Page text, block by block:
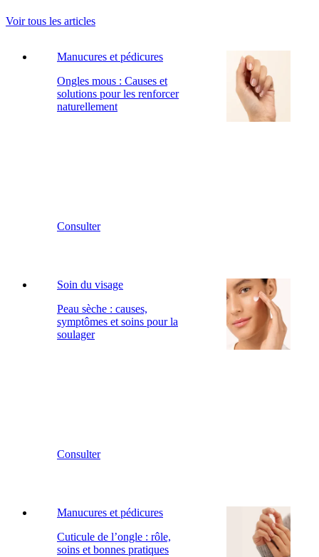
Voir tous les articles
Manucures et pédicures
Ongles mous : Causes et
solutions pour les renforcer
naturellement
Consulter
Soin du visage
Peau sèche : causes,
symptômes et soins pour la
soulager
Consulter
Manucures et pédicures
Cuticule de l’ongle : rôle,
soins et bonnes pratiques